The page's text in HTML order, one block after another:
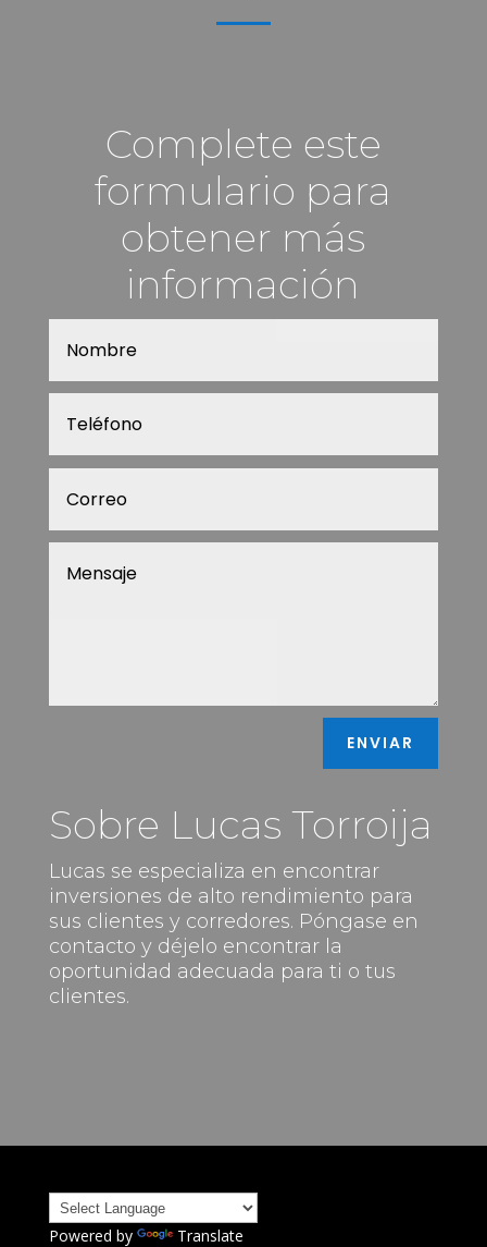
Complete este
formulario para
obtener más
información
ENVIAR
Sobre Lucas Torroija
Lucas se especializa en encontrar
inversiones de alto rendimiento para
sus clientes y corredores. Póngase en
contacto y déjelo encontrar la
oportunidad adecuada para ti o tus
clientes.
Powered by Translate